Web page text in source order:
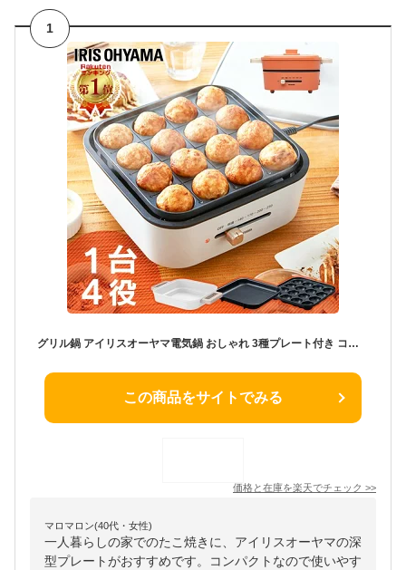
1
グリル鍋 アイリスオーヤマ電気鍋 おしゃれ 3種プレート付き コンパクト 鍋 サーモスタット 深型プレート たこ焼き 焼肉 電気グリル鍋 小型鍋 電気なべ ホットプレート ライトグレー オレンジ IGU-P3-H/D 送料無料 【UP】 【NX】[LP]
この商品をサイトでみる
価格と在庫を楽天でチェック >>
マロマロン(40代・女性)
一人暮らしの家でのたこ焼きに、アイリスオーヤマの深
型プレートがおすすめです。コンパクトなので使いやす